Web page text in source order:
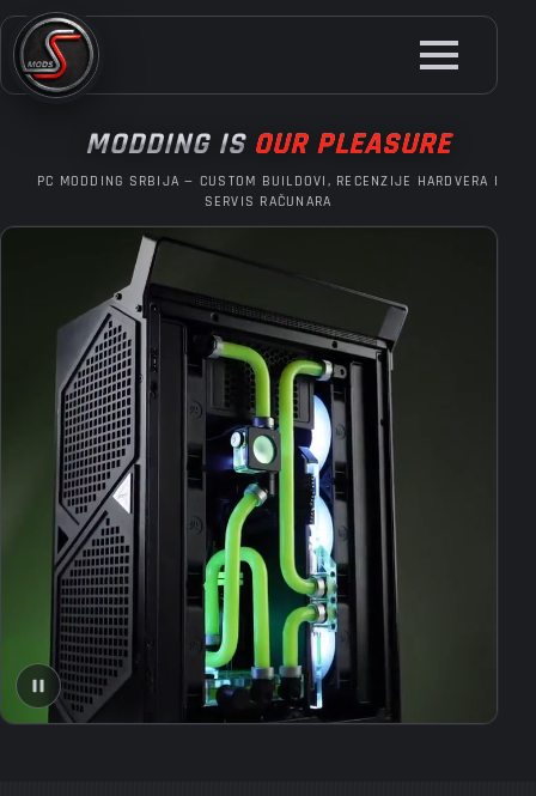
Skip
to
main
MODDING IS OUR PLEASURE
PC MODDING SRBIJA — CUSTOM BUILDOVI, RECENZIJE HARDVERA I
SERVIS RAČUNARA